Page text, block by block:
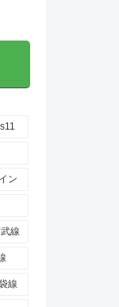
ン
線
線